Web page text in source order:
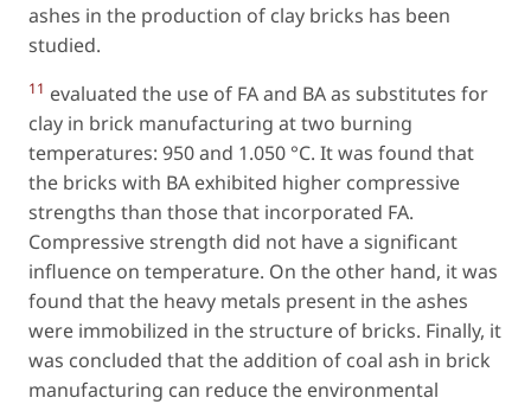
ashes in the production of clay bricks has been
studied.
11 evaluated the use of FA and BA as substitutes for
clay in brick manufacturing at two burning
temperatures: 950 and 1.050 °C. It was found that
the bricks with BA exhibited higher compressive
strengths than those that incorporated FA.
Compressive strength did not have a significant
influence on temperature. On the other hand, it was
found that the heavy metals present in the ashes
were immobilized in the structure of bricks. Finally, it
was concluded that the addition of coal ash in brick
manufacturing can reduce the environmental